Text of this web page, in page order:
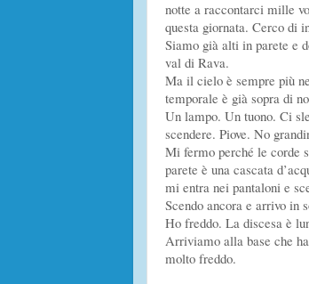
notte a raccontarci mille
questa giornata. Cerco di
Siamo già alti in parete e
val di Rava.
Ma il cielo è sempre più
temporale è già sopra di
Un lampo. Un tuono. Ci
scendere. Piove. No
Mi fermo perché le corde
parete è una cascata
mi entra nei pantaloni e
Scendo ancora e arrivo in
Ho freddo. La discesa è
Arriviamo alla base che
molto freddo.